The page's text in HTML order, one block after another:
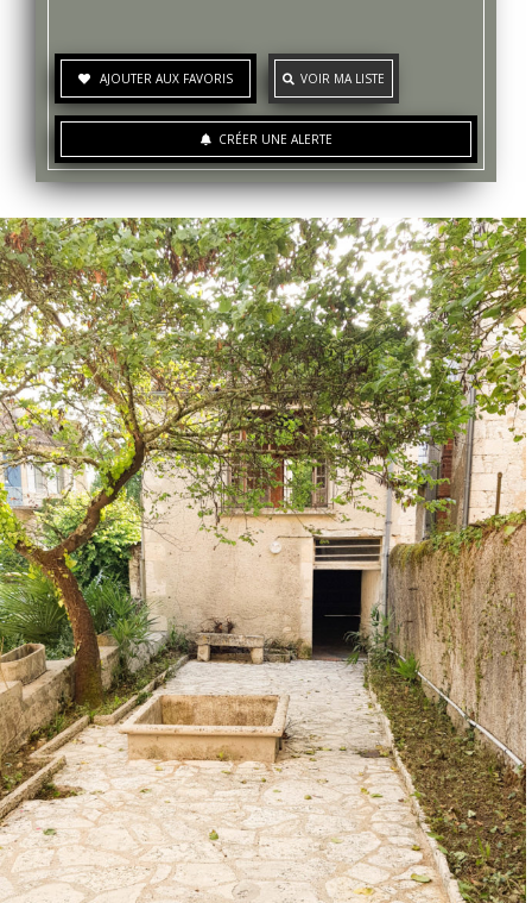
AJOUTER AUX FAVORIS VOIR MA LISTE
CRÉER UNE ALERTE